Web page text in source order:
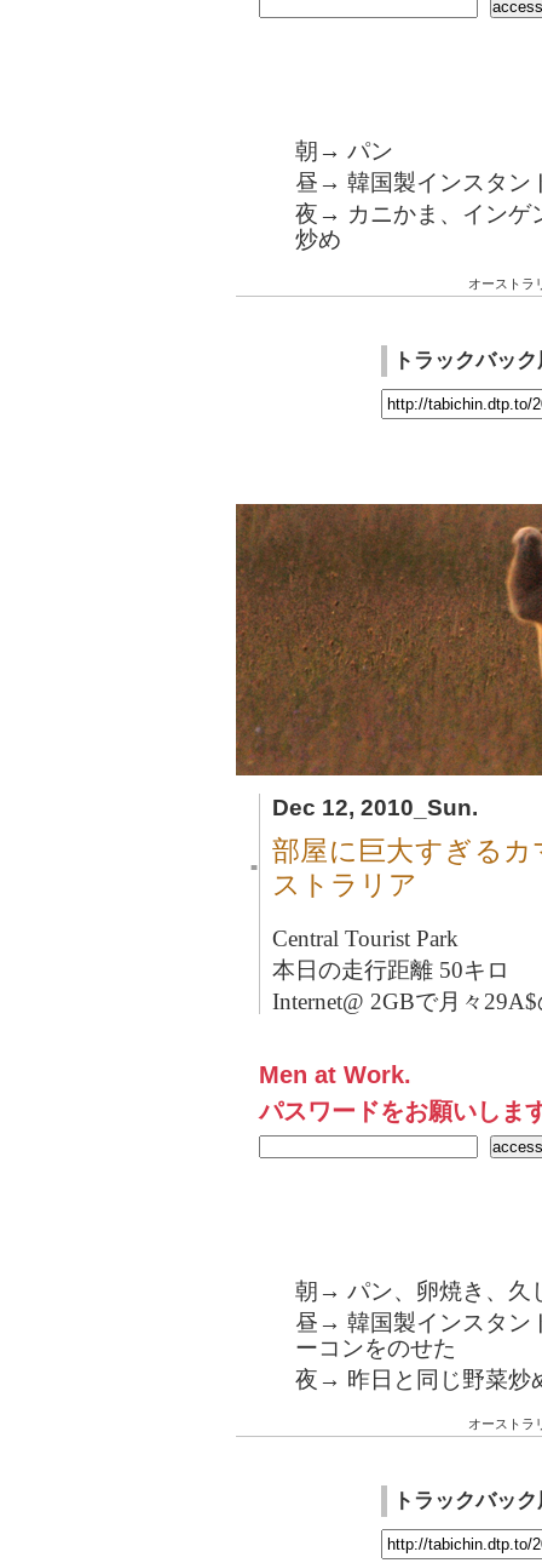
朝→ パン
昼→ 韓国製インスタン
夜→ カニかま、インゲ
炒め
オーストラ
トラックバッ
Dec 12, 2010_Sun.
■
部屋に巨大すぎる
ストラリア
Central Tourist Park
本日の走行距離 50キロ
Internet@ 2GBで月々29A$
Men at Work.
パスワードをお願いしま
朝→ パン、卵焼き、久
昼→ 韓国製インスタン
ーコンをのせた
夜→ 昨日と同じ野菜炒
オーストラ
トラックバッ